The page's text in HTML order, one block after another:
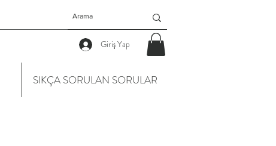
Giriş Yap
SIKÇA SORULAN SORULAR